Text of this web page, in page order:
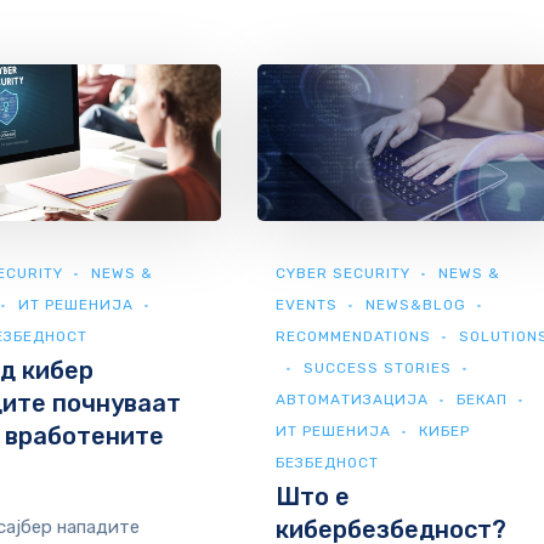
NEWS &
ИТ РЕШЕНИЈА
кибер
почнуваат
нападите
CYBER SECURITY
NEWS &
EVENTS
NEWS&BLOG
RECOMMENDATIONS
SUCCESS STORIES
АВТОМАТИЗАЦИЈА
БЕКАП
ИТ РЕШЕНИЈА
КИБЕР
БЕЗБЕДНОСТ
Што е
кибербезбедност?